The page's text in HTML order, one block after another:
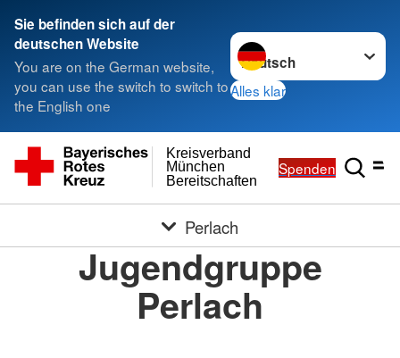
Sie befinden sich auf der
deutschen Website
You are on the German website,
you can use the switch to switch to
the English one
Sprache wechseln zu
Alles klar
Bereitschaften
München
Kreisverband
Spenden
Perlach
Jugendgruppe
Perlach